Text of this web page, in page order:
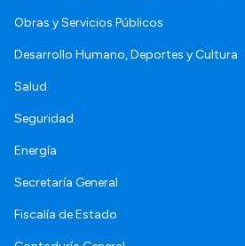
Obras y Servicios Públicos
Desarrollo Humano, Deportes y Cultura
Salud
Seguridad
Energía
Secretaría General
Fiscalía de Estado